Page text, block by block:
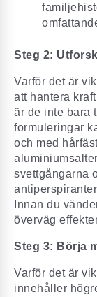
Steg 2:
Varför det är
att hantera
är de inte bara
formuleringar
och med
svettgångarna
Innan du
överväg
Steg 3: Börja
Varför det är
innehåller